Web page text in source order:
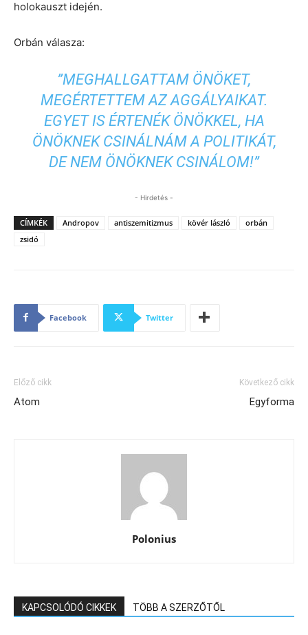
holokauszt idején.
Orbán válasza:
”MEGHALLGATTAM ÖNÖKET,
MEGÉRTETTEM AZ AGGÁLYAIKAT.
EGYET IS ÉRTENÉK ÖNÖKKEL, HA
ÖNÖKNEK CSINÁLNÁM A POLITIKÁT,
DE NEM ÖNÖKNEK CSINÁLOM!”
- Hirdetés -
CÍMKÉK Andropov antiszemitizmus kövér lászló
orbán
zsidó
Facebook Twitter
Előző cikk
Atom
Következő cikk
Egyforma
Polonius
KAPCSOLÓDÓ CIKKEK TÖBB A SZERZŐTŐL